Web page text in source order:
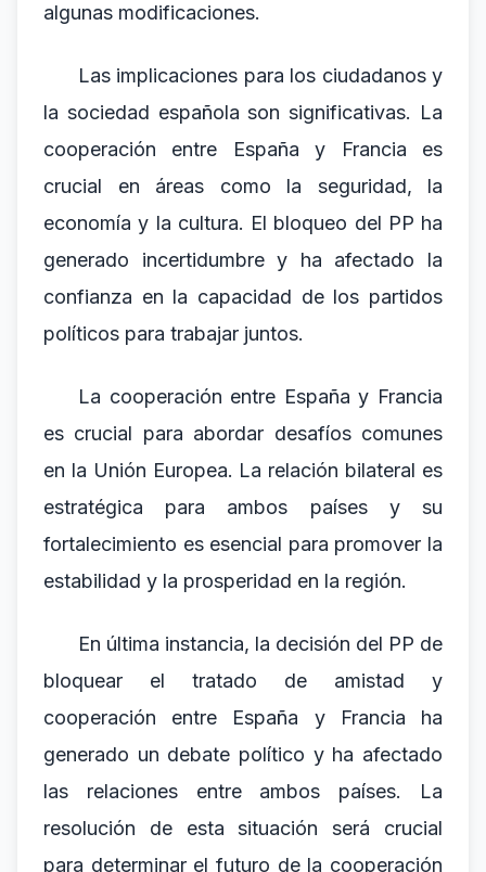
algunas modificaciones.
Las implicaciones para los ciudadanos y
la sociedad española son significativas. La
cooperación entre España y Francia es
crucial en áreas como la seguridad, la
economía y la cultura. El bloqueo del PP ha
generado incertidumbre y ha afectado la
confianza en la capacidad de los partidos
políticos para trabajar juntos.
La cooperación entre España y Francia
es crucial para abordar desafíos comunes
en la Unión Europea. La relación bilateral es
estratégica para ambos países y su
fortalecimiento es esencial para promover la
estabilidad y la prosperidad en la región.
En última instancia, la decisión del PP de
bloquear el tratado de amistad y
cooperación entre España y Francia ha
generado un debate político y ha afectado
las relaciones entre ambos países. La
resolución de esta situación será crucial
para determinar el futuro de la cooperación